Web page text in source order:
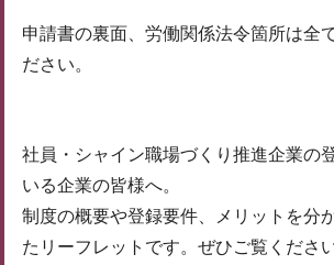
申請書の裏面、労働関係法令箇所は全
ださい。
社員・シャイン職場づくり推進企業の
いる企業の皆様へ。
制度の概要や登録要件、メリットを分
たリーフレットです。ぜひご覧ください